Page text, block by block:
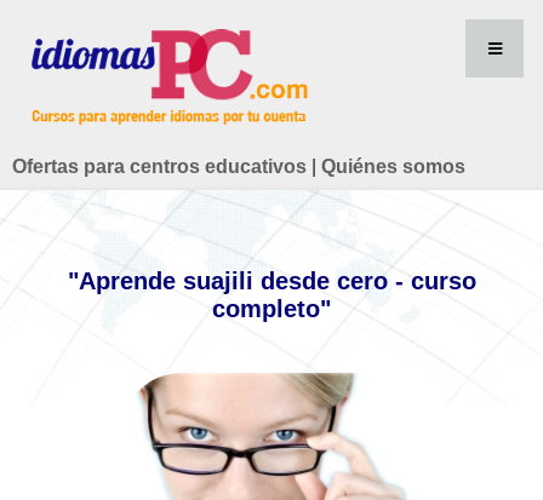
Ofertas para centros educativos Quiénes somos
"Aprende suajili desde cero - curso
completo"